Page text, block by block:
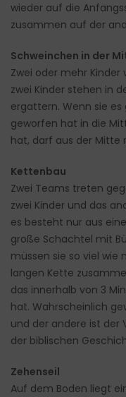
wieder auf die
zusammen auf der
Schweinchen in der
Zwei oder mehr Kinder
zwei Kinder stehen in
ergattern. Wenn sie
geworfen hat in die
hat, darf aus der Mitte
Kettenbau
Zwei Teams treten
zwei Kinder und das
es besteht nur aus
große Schachtel mit
müssen sie so viel wie
langen Kette
das innerhalb von 3
hat. Wahrscheinlich
und der andere ist der
der biblischen
Zehenseil
Auf dem Boden liegt